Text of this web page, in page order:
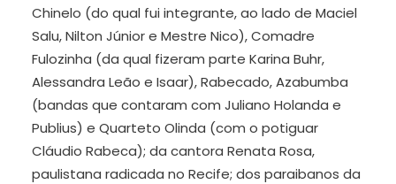
Chinelo (do qual fui integrante, ao lado de Maciel
Salu, Nilton Júnior e Mestre Nico), Comadre
Fulozinha (da qual fizeram parte Karina Buhr,
Alessandra Leão e Isaar), Rabecado, Azabumba
(bandas que contaram com Juliano Holanda e
Publius) e Quarteto Olinda (com o potiguar
Cláudio Rabeca); da cantora Renata Rosa,
paulistana radicada no Recife; dos paraibanos da